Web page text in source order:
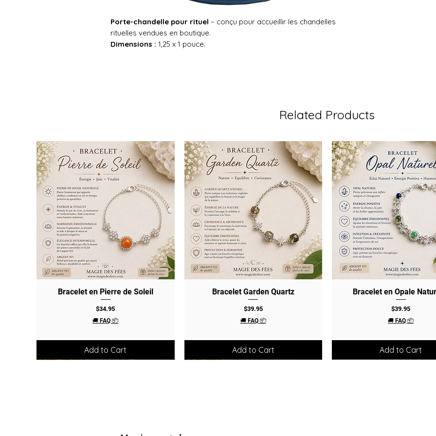
Porte-chandelle pour rituel – conçu pour accueillir les chandelles
rituelles vendues en boutique.
Dimensions : 1,25 x 1 pouce.
Related Products
Quick View
Bracelet en Pierre de Soleil
Price
$34.95
🚚 FAQ 📦
Add to Cart
Quick View
Bracelet Garden Quartz
Price
$39.95
🚚 FAQ 📦
Add to Cart
Quick View
Bracelet en Opale
Price
$39.95
🚚 FAQ 📦
Add to Cart